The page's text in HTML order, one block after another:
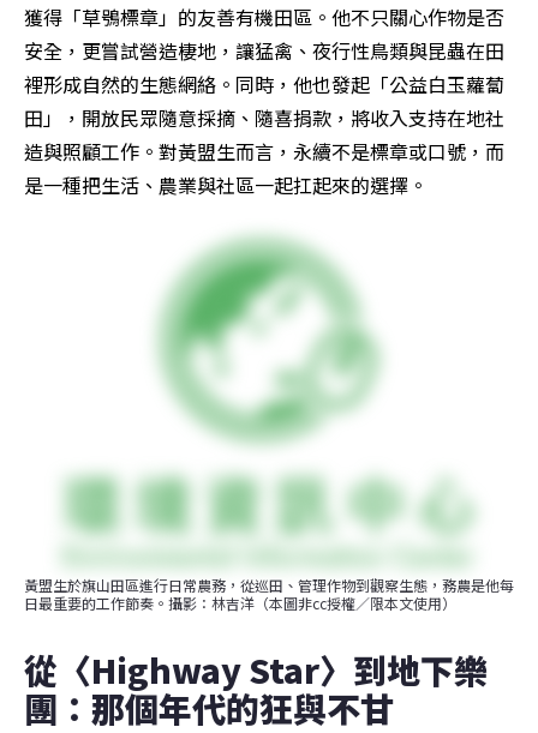
獲得「草鴞標章」的友善有機田區。他不只關心作物是否
安全，更嘗試營造棲地，讓猛禽、夜行性鳥類與昆蟲在田
裡形成自然的生態網絡。同時，他也發起「公益白玉蘿蔔
田」，開放民眾隨意採摘、隨喜捐款，將收入支持在地社
造與照顧工作。對黃盟生而言，永續不是標章或口號，而
是一種把生活、農業與社區一起扛起來的選擇。
黃盟生於旗山田區進行日常農務，從巡田、管理作物到觀察生態，務農是他每
日最重要的工作節奏。攝影：林吉洋（本圖非cc授權／限本文使用）
從〈Highway Star〉到地下樂
團：那個年代的狂與不甘